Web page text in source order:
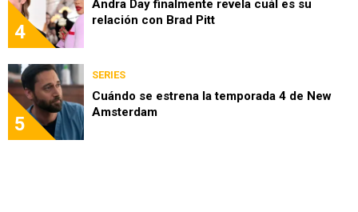
4
Andra Day finalmente revela cuál es su
relación con Brad Pitt
5
SERIES
Cuándo se estrena la temporada 4 de New
Amsterdam